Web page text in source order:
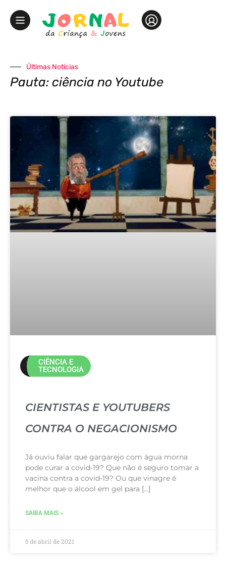
Últimas Notícias
Pauta: ciência no Youtube
CIÊNCIA E
TECNOLOGIA
CIENTISTAS E YOUTUBERS
CONTRA O NEGACIONISMO
Já ouviu falar que gargarejo com água morna
pode curar a covid-19? Que não é seguro tomar a
vacina contra a covid-19? Ou que vinagre é
melhor que o álcool em gel para […]
SAIBA MAIS »
5 de abril de 2021